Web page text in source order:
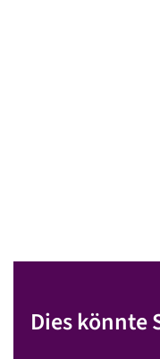
Dies könnte